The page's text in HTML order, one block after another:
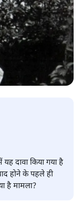
यह दावा किया गया है
होने के पहले ही
है मामला?